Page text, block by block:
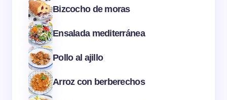
Bizcocho de moras
Ensalada mediterránea
Pollo al ajillo
Arroz con berberechos